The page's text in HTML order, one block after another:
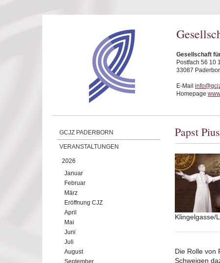
Gesellschaft
Postfach 56 10
33087
E-Mail
Homepage
GCJZ PADERBORN
VERANSTALTUNGEN
2026
Januar
Februar
März
Eröffnung CJZ
April
Mai
Juni
Juli
August
September
Papst
Klingelgasse/
Die Rolle von
Schweigen